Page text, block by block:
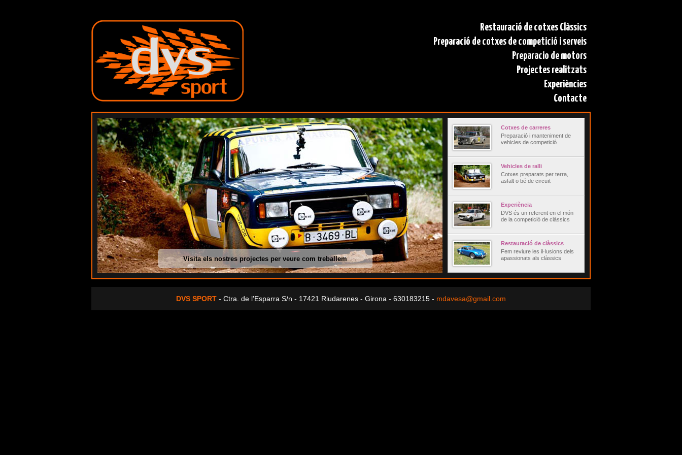
Restauració de cotxes Clàssics
Preparació de cotxes de competició i serveis
Preparacio de motors
Projectes realitzats
Experiències
Contacte
Visita els nostres projectes per veure com treballem
Cotxes de carreres
Preparació i manteniment de
vehicles de competició
Vehicles de ralli
Cotxes preparats per terra,
asfalt o bé de circuït
Experiència
DVS és un referent en el món
de la competició de clàssics
Restauració de clàssics
Fem reviure les il·lusions dels
apassionats als clàssics
DVS SPORT - Ctra. de l'Esparra S/n - 17421 Riudarenes - Girona - 630183215 - mdavesa@gmail.com